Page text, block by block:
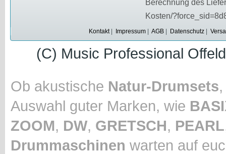
Kosten/
Kontakt| Impressum | AGB | Datenschutz |
(C) Music Professional
Ob akustische Natur-Drumsets
Auswahl guter Marken, wie
ZOOM, DW, GRETSCH, PEARL
Drummaschinen warten auf